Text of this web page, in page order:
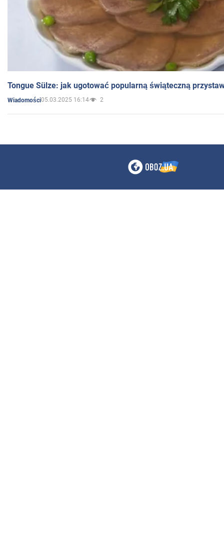
Tongue Sülze: jak ugotować popularną świąteczną
Wiadomości05.03.2025 16:14 2